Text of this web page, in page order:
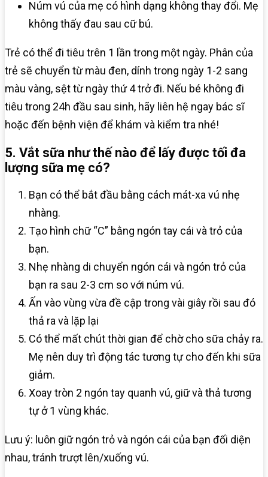
Núm vú của mẹ có hình dạng không thay đổi. Mẹ
không thấy đau sau cữ bú.
Trẻ có thể đi tiêu trên 1 lần trong một ngày. Phân của
trẻ sẽ chuyển từ màu đen, dính trong ngày 1-2 sang
màu vàng, sệt từ ngày thứ 4 trở đi. Nếu bé không đi
tiêu trong 24h đầu sau sinh, hãy liên hệ ngay bác sĩ
hoặc đến bệnh viện để khám và kiểm tra nhé!
5. Vắt sữa như thế nào để lấy được tối đa
lượng sữa mẹ có?
Bạn có thể bắt đầu bằng cách mát-xa vú nhẹ
nhàng.
Tạo hình chữ “C” bằng ngón tay cái và trỏ của
bạn.
Nhẹ nhàng di chuyển ngón cái và ngón trỏ của
bạn ra sau 2-3 cm so với núm vú.
Ấn vào vùng vừa đề cập trong vài giây rồi sau đó
thả ra và lặp lại
Có thể mất chút thời gian để chờ cho sữa chảy ra.
Mẹ nên duy trì động tác tương tự cho đến khi sữa
giảm.
Xoay tròn 2 ngón tay quanh vú, giữ và thả tương
tự ở 1 vùng khác.
Lưu ý: luôn giữ ngón trỏ và ngón cái của bạn đối diện
nhau, tránh trượt lên/xuống vú.